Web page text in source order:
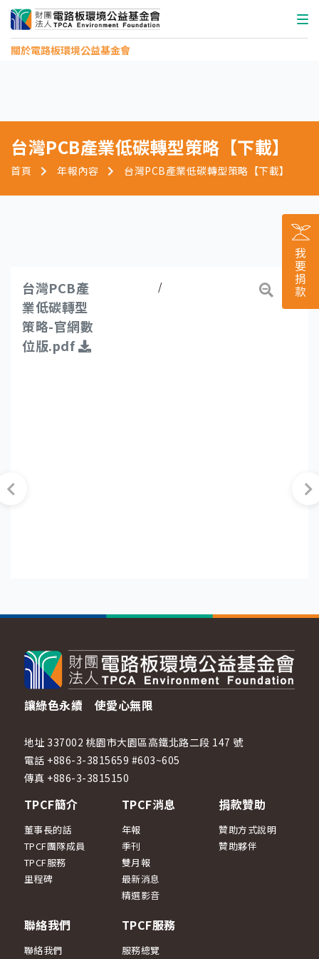
關於電路板環境公益基金會
台灣PCB產業低碳轉型策略【下載】
首頁 年報內容 台灣PCB產業低碳轉型策略【下載】
台灣PCB產
業低碳轉型
策略-官網數
位版.pdf
/
讓綠色永續 使愛心無限
地址 337002 桃園市大園區高鐵北路二段 147 號
電話 +886-3-3815659 #603~605
傳真 +886-3-3815150
TPCF簡介
董事長的話
TPCF團隊成員
TPCF服務
里程碑
TPCF消息
年報
季刊
雙月報
最新消息
精選影音
TPCF服務
服務總覽
捐款贊助
贊助方式說明
贊助夥伴
聯絡我們
聯絡我們